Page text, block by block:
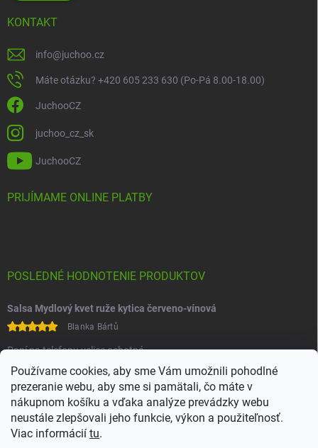
Používame cookies, aby sme Vám umožnili pohodlné
prezeranie webu, aby sme si pamätali, čo máte v
nákupnom košíku a vďaka analýze prevádzky webu
neustále zlepšovali jeho funkcie, výkon a použiteľnosť.
Viac informácií tu.
KONTAKT
info@juchoo.cz
Máte otázku? +420 605 233 630 (Po-Pá 8.00-18.00)
JuchooCZ
juchoo_cz_sk
JuchooCZ
PRIJÍMAME ONLINE PLATBY
POSLEDNÉ HODNOTENIE PRODUKTOV
Salsa Mydlový kvet ruže kytica červeno-vínová
Blanka Bártů
Paní na telefonu velice ochotná